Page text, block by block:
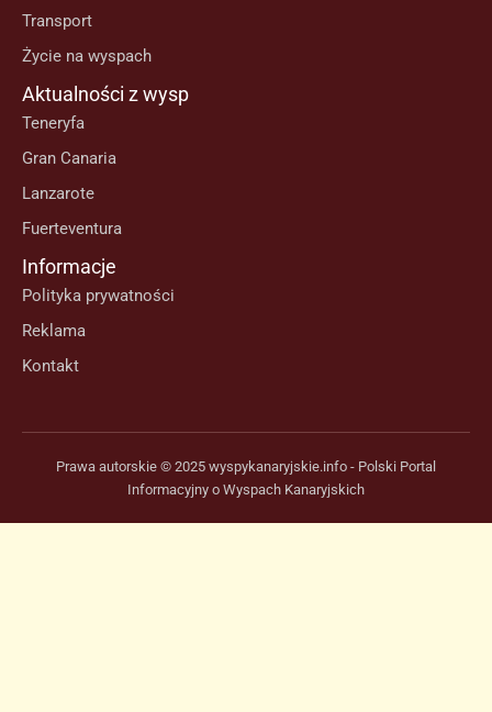
Transport
Życie na wyspach
Aktualności z wysp
Teneryfa
Gran Canaria
Lanzarote
Fuerteventura
Informacje
Polityka prywatności
Reklama
Kontakt
Prawa autorskie © 2025 wyspykanaryjskie.info - Polski Portal
Informacyjny o Wyspach Kanaryjskich